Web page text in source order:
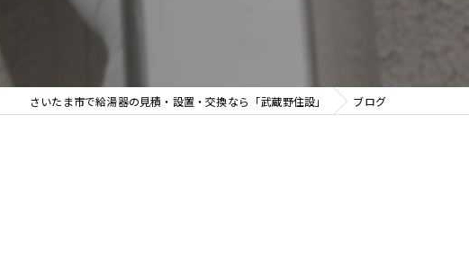
さいたま市で給湯器の見積・設置・交換なら「武蔵野住設」 ブログ